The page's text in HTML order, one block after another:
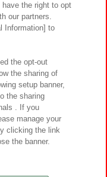
リティ方針と検証結果
るご質問・お問い合わせ
Inc.
Lab Inc.
the right to opt
our partners.
Information] to
the opt-out
the sharing of
setup banner,
the sharing
. If you
manage your
clicking the link
the banner.